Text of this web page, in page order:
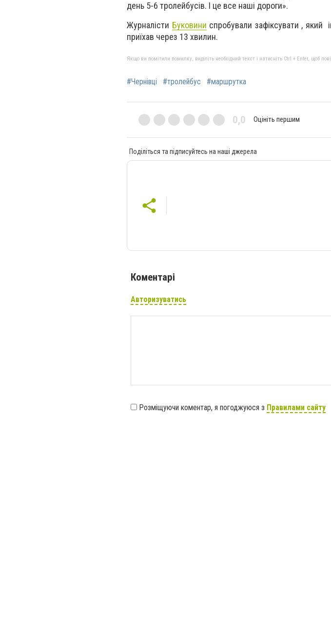
день 5-6 тролейбусів. І це все наші дороги».
Журналісти Буковини спробували зафіксувати , який
приїхав через 13 хвилин.
Якщо ви помітили помилку, виділіть необхідний текст і натисніть Ctrl + Enter, щоб
#Чернівці #тролейбус #маршрутка
0,0 Оцініть першим
Поділіться та підписуйтесь на наші джерела
Коментарі
Авторизуватись
Розміщуючи коментар, я погоджуюся з Правилами сайту